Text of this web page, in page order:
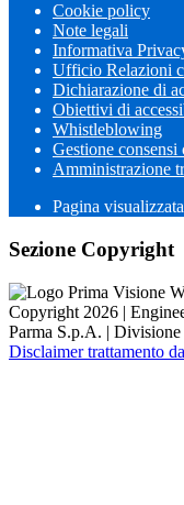
Cookie policy
Note legali
Informativa
Ufficio Relazioni
Dichiarazione di
Obiettivi di
Whistleblowing
Gestione consensi
Amministrazione
Pagina visualizzata
Sezione Copyright
Copyright 2026 |
Parma S.p.A. |
Disclaimer trattamento